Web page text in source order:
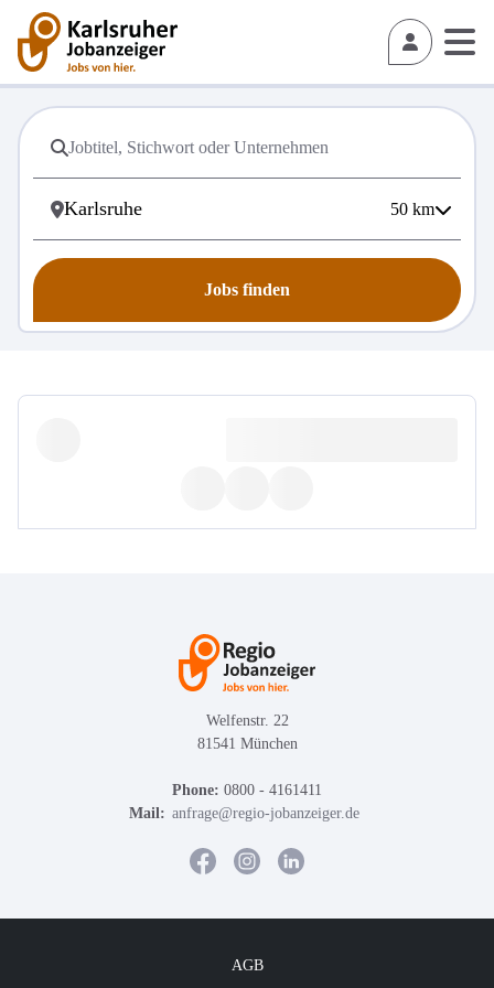
50 km
Jobs finden
Welfenstr. 22
81541 München
Phone: 0800 - 4161411
Mail: anfrage@regio-jobanzeiger.de
AGB